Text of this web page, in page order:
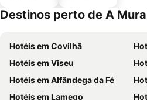
mento
Destinos perto de A
Hotéis em Covilhã
Hotéis em Viseu
Hotéis em Alfândega da Fé
Hotéis em Lamego